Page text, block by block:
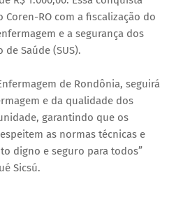
RO com a fiscalização do
e a segurança dos
Saúde (SUS).
de Rondônia, seguirá
e da qualidade dos
garantindo que os
as normas técnicas e
digno e seguro para todos”
Sicsú.